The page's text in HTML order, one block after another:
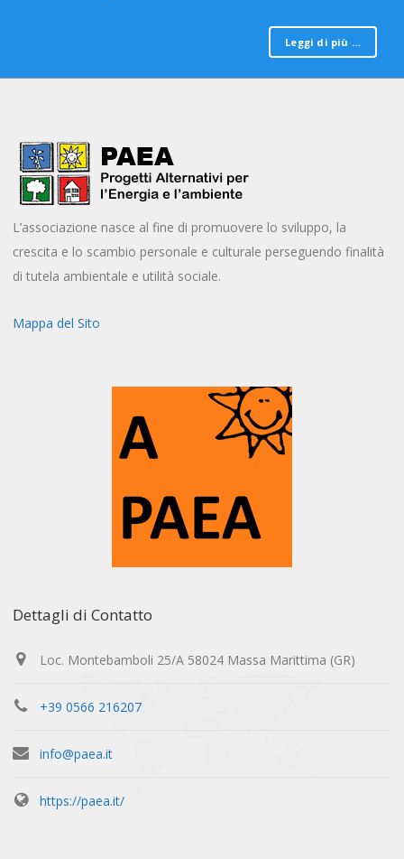
Leggi di più …
L’associazione nasce al fine di promuovere lo sviluppo, la
crescita e lo scambio personale e culturale perseguendo finalità
di tutela ambientale e utilità sociale.
Mappa del Sito
Dettagli di Contatto
Loc. Montebamboli 25/A 58024 Massa Marittima (GR)
+39 0566 216207
info@paea.it
https://paea.it/